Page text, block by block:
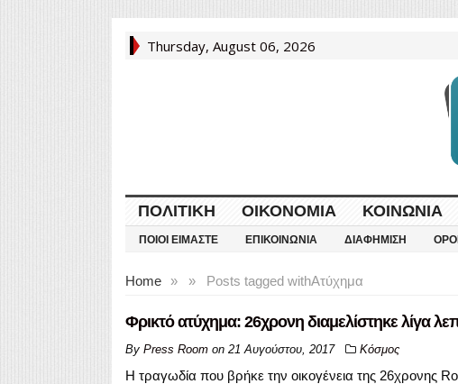
Thursday, August 06, 2026
ΠΟΛΙΤΙΚΉ ΟΙΚΟΝΟΜΊΑ ΚΟΙΝΩΝΊΑ
ΠΟΙΟΙ ΕΊΜΑΣΤΕ ΕΠΙΚΟΙΝΩΝΊΑ ΔΙΑΦΉΜΙΣΗ
Home » Posts tagged with
» Ατύχημα
Φρικτό ατύχημα: 26χρονη διαμελίστηκε λίγα
By Press Roomon 21 Αυγούστου, 2017 Κόσμος
Η τραγωδία που βρήκε την οικογένεια της 26χρονης